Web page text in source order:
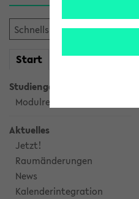
Start meineKVV
Studiengangsauswahl
Modulrecherche
Aktuelles
Jetzt!
Raumänderungen
News
Kalenderintegration